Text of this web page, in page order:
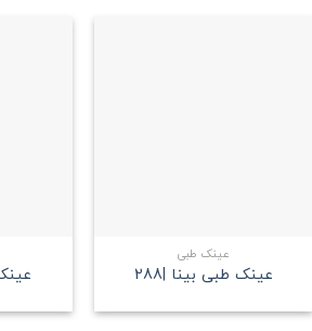
عینک طبی
عینک طبی بینا |288